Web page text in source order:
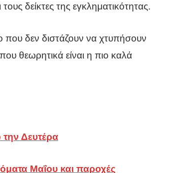
δείκτες της εγκληματικότητας.
που δεν διστάζουν να χτυπήσουν
θεωρητικά είναι η πιο καλά
Δευτέρα
Μαΐου και παροχές